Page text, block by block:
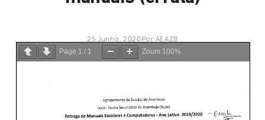
25 Junho, 2020Por AEAZB
Page 1 / 1 Zoom 100%